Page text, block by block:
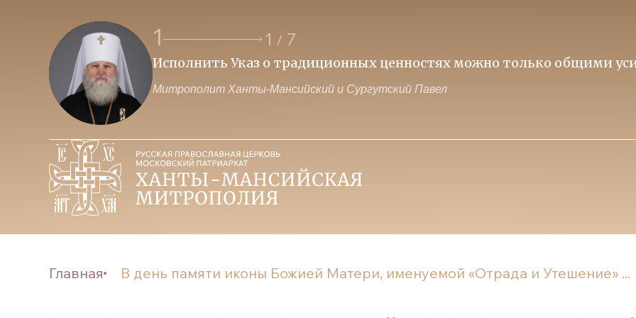
2 2 /7
и Церкви Образ нашего будущего зависит и от тех, кто на передовой и от тех,
Митрополит Ханты-Мансийский и Сургутский Павел
Главная В день памяти иконы Божией Матери, именуемой «Отрада и Утешение» ...